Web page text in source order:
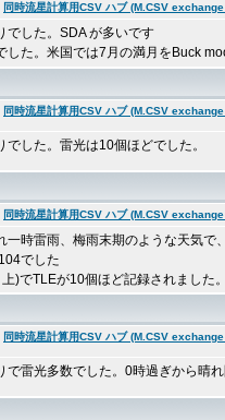
同時流星計算用CSV ハブ (M.CSV
でした。SDA が多いです
した。米国では7月の満月をBuck
同時流星計算用CSV ハブ (M.CSV
でした。雷光は10個ほどでした。
同時流星計算用CSV ハブ (M.CSV
一時雷雨、梅雨末期のような天気で
でした
)でTLEが10個ほど記録されました
同時流星計算用CSV ハブ (M.CSV
で雷光多数でした。0時過ぎから晴